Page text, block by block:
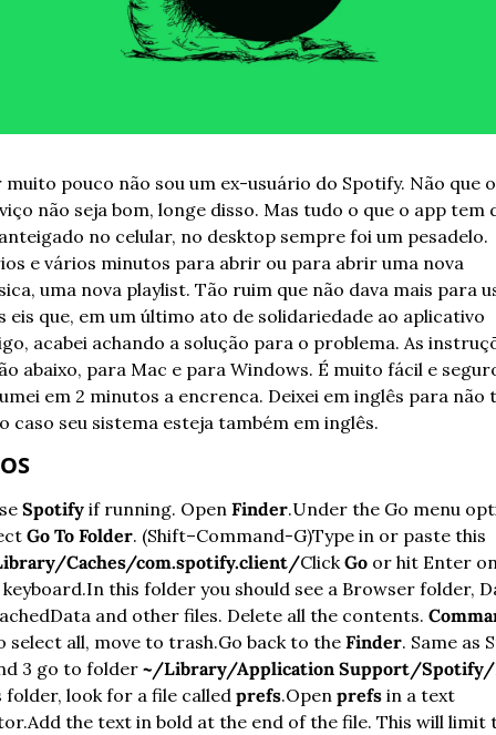
muito pouco não sou um ex-usuário do Spotify. Não que o
não seja bom, longe disso. Mas tudo o que o app tem
no celular, no desktop sempre foi um pesadelo.
e vários minutos para abrir ou para abrir uma nova
uma nova playlist. Tão ruim que não dava mais para
eis que, em um último ato de solidariedade ao aplicativo
acabei achando a solução para o problema. As
abaixo, para Mac e para Windows. É muito fácil e
em 2 minutos a encrenca. Deixei em inglês para não
caso seu sistema esteja também em inglês.
Spotify if running. Open Finder.Under the Go menu
Go To Folder. (Shift–Command-G)
Caches/com.spotify.client/Click Go or hit Enter
In this folder you should see a Browser folder,
and other files. Delete all the contents.
select all, move to trash.Go back to the Finder. Same as
3 go to folder ~/Library/Application Support/Spotify/
folder, look for a file called prefs.Open prefs in a text
Add the text in bold at the end of the file. This will limit